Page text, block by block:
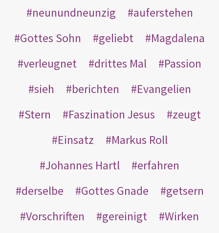
neunundneunzig
auferstehen
Gottes Sohn
geliebt
Magdalena
verleugnet
drittes Mal
Passion
sieh
berichten
Evangelien
Stern
Faszination Jesus
zeugt
Einsatz
Markus Roll
Johannes Hartl
erfahren
derselbe
Gottes Gnade
getsern
Vorschriften
gereinigt
Wirken